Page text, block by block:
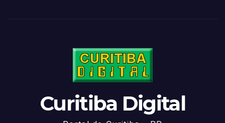
Curitiba Digital